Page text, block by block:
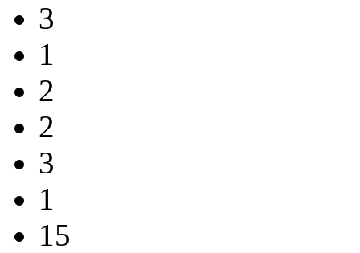
3
1
2
2
3
1
15